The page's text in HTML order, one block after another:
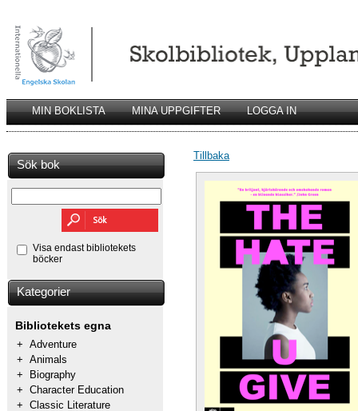
MIN BOKLISTA MINA UPPGIFTER LOGGA IN
Sök bok
Visa endast bibliotekets
böcker
Kategorier
Bibliotekets egna
+ Adventure
+ Animals
+
Biography
+ Character Education
+ Classic Literature
Tillbaka